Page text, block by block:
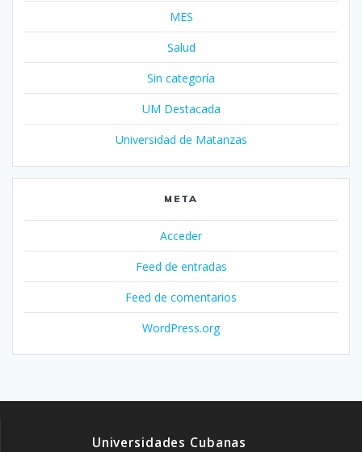
MES
Salud
Sin categoría
UM Destacada
Universidad de Matanzas
META
Acceder
Feed de entradas
Feed de comentarios
WordPress.org
Universidades Cubanas